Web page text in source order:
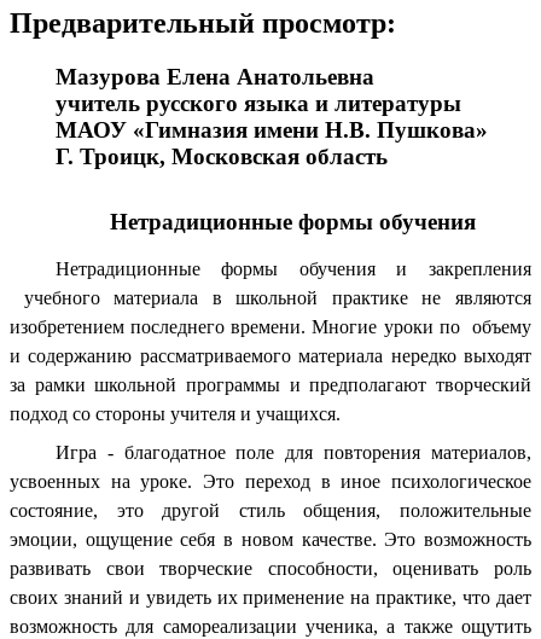
Предварительный просмотр:
Мазурова Елена Анатольевна
учитель русского языка и литературы
МАОУ «Гимназия имени Н.В. Пушкова»
Г. Троицк, Московская область
Нетрадиционные формы обучения
Нетрадиционные формы обучения и закрепления
учебного материала в школьной практике не являются
изобретением последнего времени. Многие уроки по объему
и содержанию рассматриваемого материала нередко выходят
за рамки школьной программы и предполагают творческий
подход со стороны учителя и учащихся.
Игра - благодатное поле для повторения материалов,
усвоенных на уроке. Это переход в иное психологическое
состояние, это другой стиль общения, положительные
эмоции, ощущение себя в новом качестве. Это возможность
развивать свои творческие способности, оценивать роль
своих знаний и увидеть их применение на практике, что дает
возможность для самореализации ученика, а также ощутить